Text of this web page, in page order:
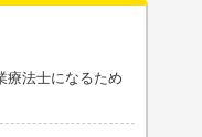
療法士になるため